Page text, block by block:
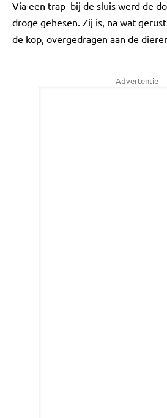
Via een trap bij de sluis werd de
droge gehesen. Zij is, na wat
de kop, overgedragen aan de
Advertentie